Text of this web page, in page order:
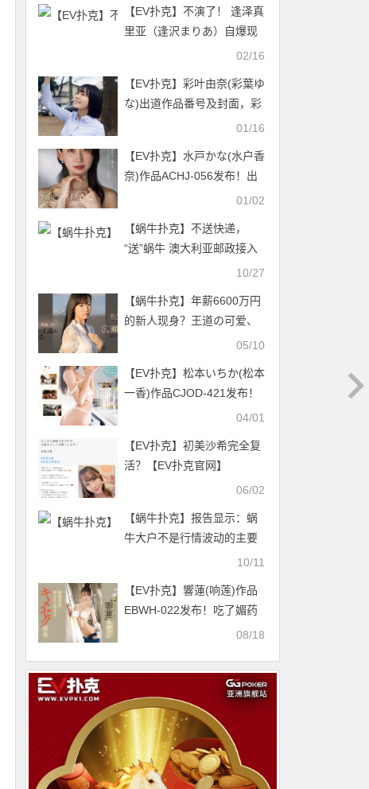
其中【EV扑克官网】
【EV扑克】不演了！ 逢泽真
里亚（逢沢まりあ）自爆现
02/16
【EV扑克】彩叶由奈(彩葉ゆ
な)出道作品番号及封面，彩
叶由奈个人简介【EV扑克官
01/16
【EV扑克】水戸かな(水户香
奈)作品ACHJ-056发布！出
道７周年！直接用身体感谢
01/02
【蜗牛扑克】不送快递，
“送”蜗牛 澳大利亚邮政接入
10/27
【蜗牛扑克】年薪6600万円
的新人现身？王道の可爱、
広瀬莲外型性格和声音都超
05/10
【EV扑克】松本いちか(松本
一香)作品CJOD-421发布！
和AV大谷翔平激战！她丢掉
04/01
【EV扑克】初美沙希完全复
活？【EV扑克官网】
06/02
【蜗牛扑克】报告显示：蜗
牛大户不是行情波动的主要
10/11
【EV扑克】響蓮(响莲)作品
EBWH-022发布！吃了媚药
威力更强！三冠王在E-Body
08/18